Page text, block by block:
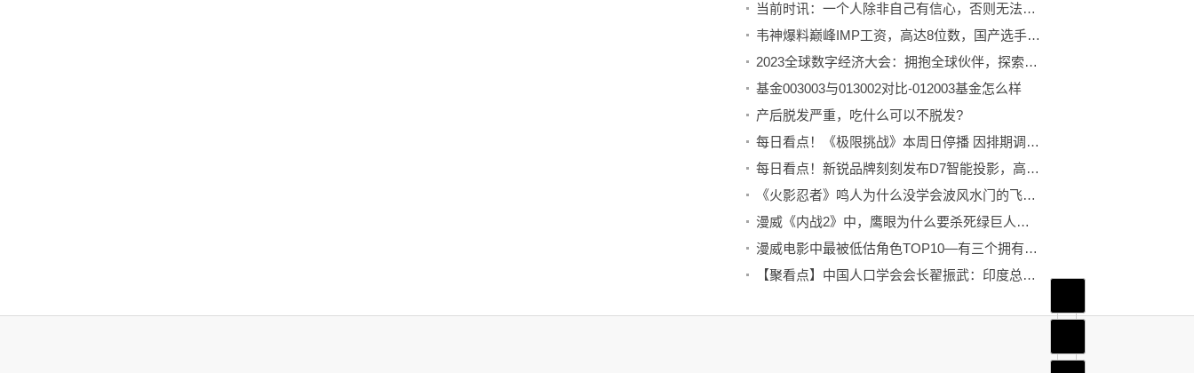
当前时讯：一个人除非自己有信心，否则无法带给别人信心
韦神爆料巅峰IMP工资，高达8位数，国产选手工资加起来没一个他高
2023全球数字经济大会：拥抱全球伙伴，探索数字经济新合作
基金003003与013002对比-012003基金怎么样
产后脱发严重，吃什么可以不脱发?
每日看点！《极限挑战》本周日停播 因排期调整顺延至下周日播出！
每日看点！新锐品牌刻刻发布D7智能投影，高亮度＋高颜值＋高度智能，实力相当硬核！
《火影忍者》鸣人为什么没学会波风水门的飞雷神？-世界关注
漫威《内战2》中，鹰眼为什么要杀死绿巨人呢？
漫威电影中最被低估角色TOP10—有三个拥有不死之身，你最喜欢哪个？（二）
【聚看点】中国人口学会会长翟振武：印度总人口虽多但劳动参与率仅51%，远低于中国